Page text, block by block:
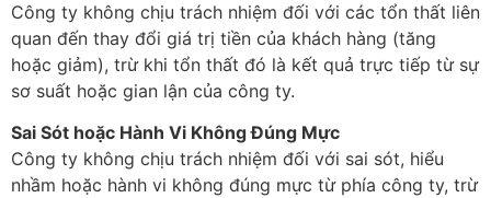
Công ty không chịu trách nhiệm đối với các tổn thất liên
quan đến thay đổi giá trị tiền của khách hàng (tăng
hoặc giảm), trừ khi tổn thất đó là kết quả trực tiếp từ sự
sơ suất hoặc gian lận của công ty.
Sai Sót hoặc Hành Vi Không Đúng Mực
Công ty không chịu trách nhiệm đối với sai sót, hiểu
nhầm hoặc hành vi không đúng mực từ phía công ty, trừ